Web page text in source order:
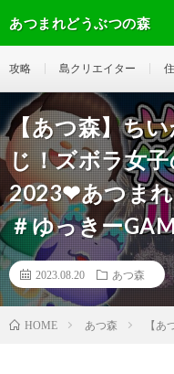
あつまれどうぶつの森
攻略 島クリエイター
【あつ森】ち
じ！ズボラ女
2023❤あつま
＃ゆっきー
2023.08.20 あつ森
HOME あつ森 【